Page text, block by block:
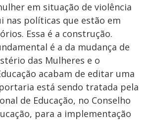
em situação de violência
nas políticas que estão em
Essa é a construção.
é a da mudança de
das Mulheres e o
acabam de editar uma
está sendo tratada pela
de Educação, no Conselho
para a implementação